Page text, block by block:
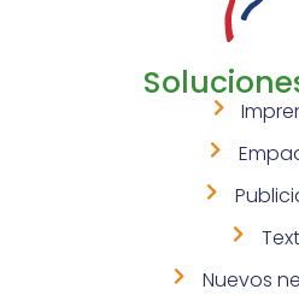
Nuevos